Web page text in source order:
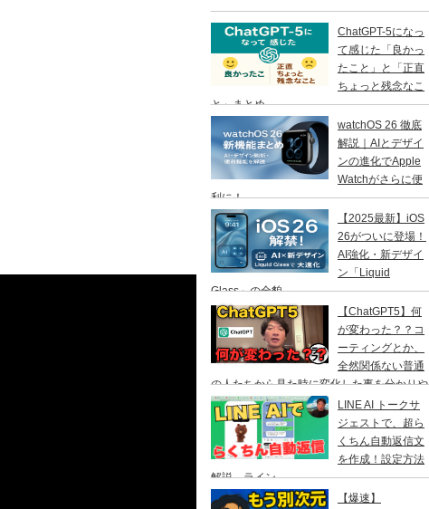
ChatGPT-5になっ
て感じた「良かっ
たこと」と「正直
ちょっと残念なこ
と」まとめ
watchOS 26 徹底
解説｜AIとデザイ
ンの進化でApple
Watchがさらに便
利に！
【2025最新】iOS
26がついに登場！
AI強化・新デザイ
ン「Liquid
Glass」の全貌
【ChatGPT5】何
が変わった？？コ
ーティングとか、
全然関係ない普通
の人たちから見た時に変化した事を分かりや
すく解説！
LINE AI トークサ
ジェストで、超ら
くちん自動返信文
を作成！設定方法
解説 ライン
【爆速】